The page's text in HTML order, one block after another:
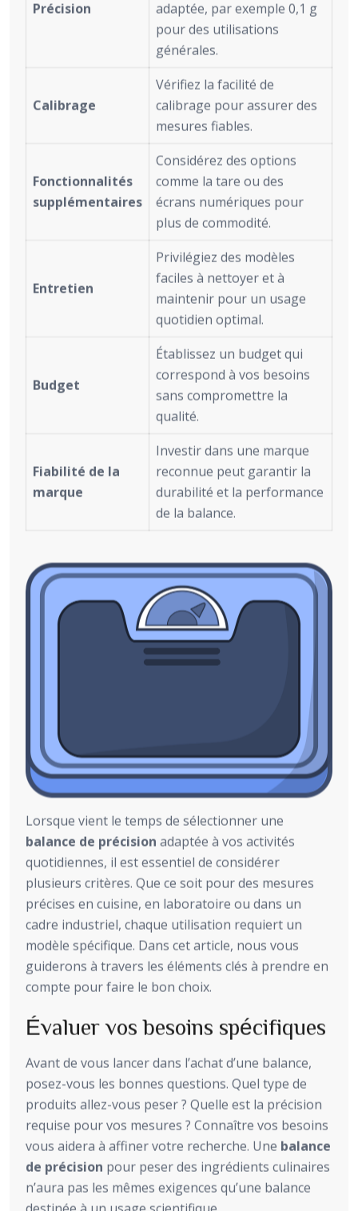
Précision
adaptée, par exemple 0,1 g
pour des utilisations
générales.
Calibrage
Vérifiez la facilité de
calibrage pour assurer des
mesures fiables.
Fonctionnalités
supplémentaires
Considérez des options
comme la tare ou des
écrans numériques pour
plus de commodité.
Entretien
Privilégiez des modèles
faciles à nettoyer et à
maintenir pour un usage
quotidien optimal.
Budget
Établissez un budget qui
correspond à vos besoins
sans compromettre la
qualité.
Fiabilité de la
marque
Investir dans une marque
reconnue peut garantir la
durabilité et la performance
de la balance.
Lorsque vient le temps de sélectionner une
balance de précision adaptée à vos activités
quotidiennes, il est essentiel de considérer
plusieurs critères. Que ce soit pour des mesures
précises en cuisine, en laboratoire ou dans un
cadre industriel, chaque utilisation requiert un
modèle spécifique. Dans cet article, nous vous
guiderons à travers les éléments clés à prendre en
compte pour faire le bon choix.
Évaluer vos besoins spécifiques
Avant de vous lancer dans l’achat d’une balance,
posez-vous les bonnes questions. Quel type de
produits allez-vous peser ? Quelle est la précision
requise pour vos mesures ? Connaître vos besoins
vous aidera à affiner votre recherche. Une balance
de précision pour peser des ingrédients culinaires
n’aura pas les mêmes exigences qu’une balance